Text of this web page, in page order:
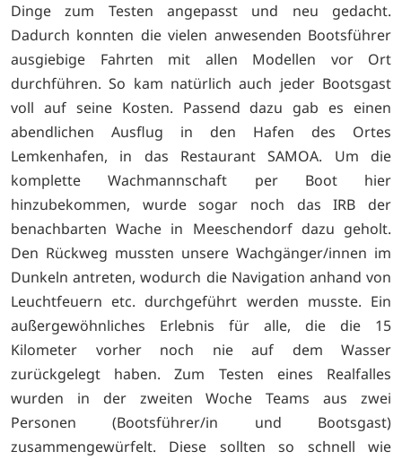
Dinge zum Testen angepasst und neu gedacht.
Dadurch konnten die vielen anwesenden Bootsführer
ausgiebige Fahrten mit allen Modellen vor Ort
durchführen. So kam natürlich auch jeder Bootsgast
voll auf seine Kosten. Passend dazu gab es einen
abendlichen Ausflug in den Hafen des Ortes
Lemkenhafen, in das Restaurant SAMOA. Um die
komplette Wachmannschaft per Boot hier
hinzubekommen, wurde sogar noch das IRB der
benachbarten Wache in Meeschendorf dazu geholt.
Den Rückweg mussten unsere Wachgänger/innen im
Dunkeln antreten, wodurch die Navigation anhand von
Leuchtfeuern etc. durchgeführt werden musste. Ein
außergewöhnliches Erlebnis für alle, die die 15
Kilometer vorher noch nie auf dem Wasser
zurückgelegt haben. Zum Testen eines Realfalles
wurden in der zweiten Woche Teams aus zwei
Personen (Bootsführer/in und Bootsgast)
zusammengewürfelt. Diese sollten so schnell wie